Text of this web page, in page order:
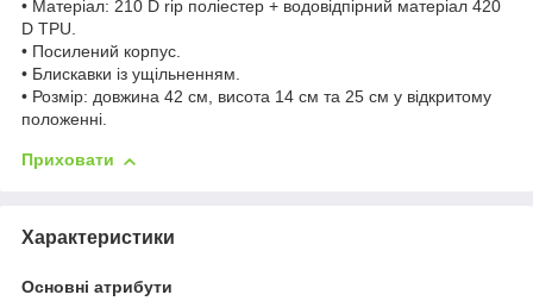
• Матеріал: 210 D rip поліестер + водовідпірний матеріал 420
D TPU.
• Посилений корпус.
• Блискавки із ущільненням.
• Розмір: довжина 42 см, висота 14 см та 25 см у відкритому
положенні.
Приховати
Характеристики
Основні атрибути